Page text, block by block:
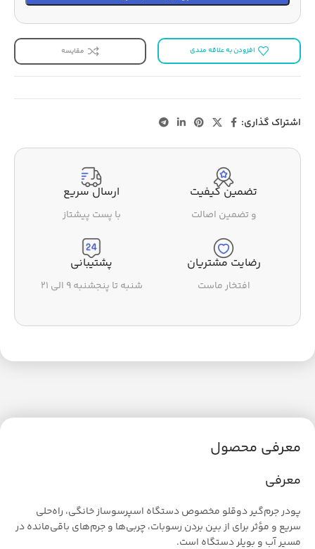
افزودن به علاقه مندی مقایسه
اشتراک گذاری:
تضمین کیفیت
و تضمین اصالت
ارسال سریع
با پست پیشتاز
رضایت مشتریان
افتخار ماست
پشتیبانی
شنبه تا پنجشنبه ۹ الی ۲۱
معرفی محصول
معرفی
پودر جرم‌گیر دوقلو مخصوص دستگاه اسپرسوساز خانگی، راه‌حلی
سریع و مؤثر برای از بین بردن رسوبات، چربی‌ها و جرم‌های باقی‌مانده در
مسیر آب و بویلر دستگاه است.